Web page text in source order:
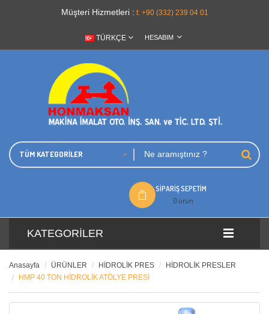
Müşteri Hizmetleri : t: +90 (332) 239 04 01
TÜRKÇE HESABIM
TÜM KATEGORILER
SIPARIŞ SEPETIM
0 ürün
KATEGORILER
Anasayfa ÜRÜNLER HİDROLİK PRES
HİDROLİK PRESLER
HMP 40 TON HİDROLİK ATÖLYE PRESİ